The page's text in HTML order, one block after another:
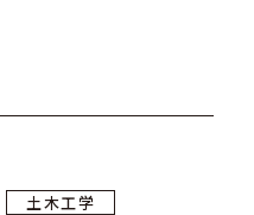
土木工学